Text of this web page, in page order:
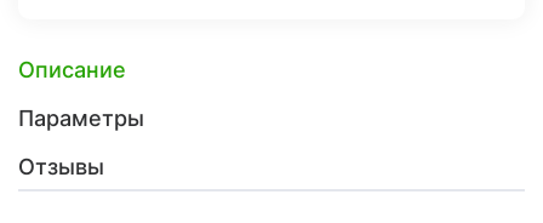
Описание
Параметры
Отзывы